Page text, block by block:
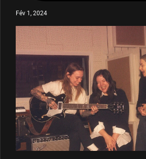
Fév 1, 2024